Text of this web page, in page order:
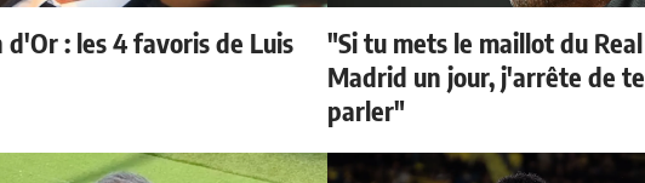
d'Or : les 4 favoris de Luis
"Si tu mets le maillot du Real
Madrid un jour, j'arrête de te
parler"